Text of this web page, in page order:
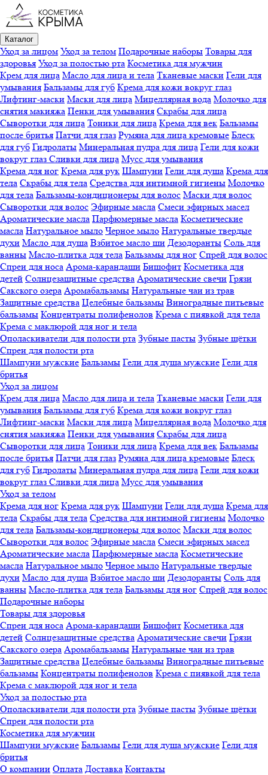
Каталог
Уход за лицом Уход за телом Подарочные наборы Товары для
здоровья Уход за полостью рта Косметика для мужчин
Крем для лица Масло для лица и тела Тканевые маски Гели для
умывания Бальзамы для губ Крема для кожи вокруг глаз
Лифтинг-маски Маски для лица Мицеллярная вода Молочко для
снятия макияжа Пенки для умывания Скрабы для лица
Сыворотки для лица Тоники для лица Крема для век Бальзамы
после бритья Патчи для глаз Румяна для лица кремовые Блеск
для губ Гидролаты Минеральная пудра для лица Гели для кожи
вокруг глаз Сливки для лица Мусс для умывания
Крема для ног Крема для рук Шампуни Гели для душа Крема для
тела Скрабы для тела Средства для интимной гигиены Молочко
для тела Бальзамы-кондиционеры для волос Маски для волос
Сыворотки для волос Эфирные масла Смеси эфирных масел
Ароматические масла Парфюмерные масла Косметические
масла Натуральное мыло Черное мыло Натуральные твердые
духи Масло для душа Взбитое масло ши Дезодоранты Соль для
ванны Масло-плитка для тела Бальзамы для ног Спрей для волос
Спреи для носа Арома-карандаши Бишофит Косметика для
детей Солнцезащитные средства Ароматические свечи Грязи
Cакского озера Аромабальзамы Натуральные чаи из трав
Защитные средства Целебные бальзамы Виноградные питьевые
бальзамы Концентраты полифенолов Крема с пиявкой для тела
Крема с маклюрой для ног и тела
Ополаскиватели для полости рта Зубные пасты Зубные щётки
Спреи для полости рта
Шампуни мужские Бальзамы Гели для душа мужские Гели для
бритья
Уход за лицом
Крем для лица Масло для лица и тела Тканевые маски Гели для
умывания Бальзамы для губ Крема для кожи вокруг глаз
Лифтинг-маски Маски для лица Мицеллярная вода Молочко для
снятия макияжа Пенки для умывания Скрабы для лица
Сыворотки для лица Тоники для лица Крема для век Бальзамы
после бритья Патчи для глаз Румяна для лица кремовые Блеск
для губ Гидролаты Минеральная пудра для лица Гели для кожи
вокруг глаз Сливки для лица Мусс для умывания
Уход за телом
Крема для ног Крема для рук Шампуни Гели для душа Крема для
тела Скрабы для тела Средства для интимной гигиены Молочко
для тела Бальзамы-кондиционеры для волос Маски для волос
Сыворотки для волос Эфирные масла Смеси эфирных масел
Ароматические масла Парфюмерные масла Косметические
масла Натуральное мыло Черное мыло Натуральные твердые
духи Масло для душа Взбитое масло ши Дезодоранты Соль для
ванны Масло-плитка для тела Бальзамы для ног Спрей для волос
Подарочные наборы
Товары для здоровья
Спреи для носа Арома-карандаши Бишофит Косметика для
детей Солнцезащитные средства Ароматические свечи Грязи
Cакского озера Аромабальзамы Натуральные чаи из трав
Защитные средства Целебные бальзамы Виноградные питьевые
бальзамы Концентраты полифенолов Крема с пиявкой для тела
Крема с маклюрой для ног и тела
Уход за полостью рта
Ополаскиватели для полости рта Зубные пасты Зубные щётки
Спреи для полости рта
Косметика для мужчин
Шампуни мужские Бальзамы Гели для душа мужские Гели для
бритья
О компании Оплата Доставка Контакты